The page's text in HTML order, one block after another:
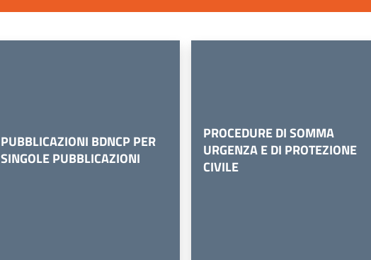
PUBBLICAZIONI BDNCP PER
SINGOLE PUBBLICAZIONI
PROCEDURE DI SOMMA
URGENZA E DI PROTEZIONE
CIVILE